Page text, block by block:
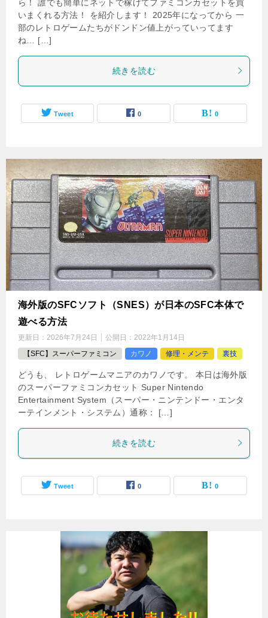
ら！ 誰でも簡単にネットで稼げてファミコンカセットを買
いまくれる方法！ を紹介します！ 2025年になってから 一
部のレトロゲームたちがドンドン値上がっていってます
ね… […]
続きを読む
Tweet 0 0
海外版のSFCソフト（SNES）が日本のSFC本体で
遊べる方法
更新日： 2026年7月24日 公開日： 2022年1月14日
【SFC】スーパーファミコン
カワノ 修理・メンテ 裏技
どうも、 レトロゲームマニアのカワノです。 本日は海外版
のスーパーファミコンカセット Super Nintendo
Entertainment System（スーパー・ニンテンドー・エンタ
ーテインメント・システム）通称： […]
続きを読む
Tweet 0 0